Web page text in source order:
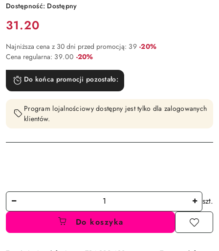
Dostępność: Dostępny
Cena:
31.20
Najniższa cena z 30 dni przed promocją: 39 Rabat:
-20%
Cena regularna: 39.00 Rabat:
-20%
Do końca promocji pozostało:
Program lojalnościowy dostępny jest tylko dla zalogowanych
klientów.
Ilość
szt.
Do koszyka